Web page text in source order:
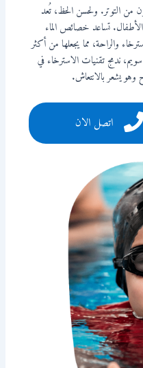
من التوتر. ولحسن الحظ، تُعد
تساعد خصائص الماء
والراحة، مما يجعلها من أكثر
ندمج تقنيات الاسترخاء في
يشعر بالانتعاش.
اتصل الان